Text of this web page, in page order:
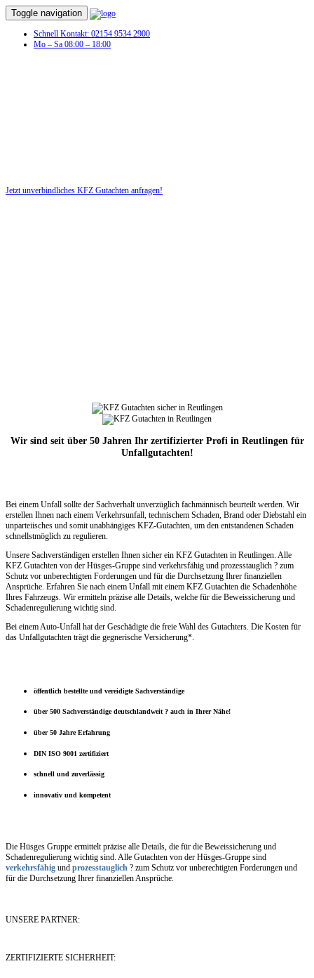
Toggle navigation
Schnell Kontakt: 02154 9534 2900
Mo – Sa 08:00 – 18:00
Jetzt unverbindliches KFZ Gutachten anfragen!
Wir sind seit über 50 Jahren Ihr zertifizierter Profi in Reutlingen für
Unfallgutachten!
Bei einem Unfall sollte der Sachverhalt unverzüglich fachmännisch beurteilt werden. Wir
erstellen Ihnen nach einem Verkehrsunfall, technischem Schaden, Brand oder Diebstahl ein
unparteiisches und somit unabhängiges KFZ-Gutachten, um den entstandenen Schaden
schnellstmöglich zu regulieren.
Unsere Sachverständigen erstellen Ihnen sicher ein KFZ Gutachten in Reutlingen. Alle
KFZ Gutachten von der Hüsges-Gruppe sind verkehrsfähig und prozesstauglich ? zum
Schutz vor unberechtigten Forderungen und für die Durchsetzung Ihrer finanziellen
Ansprüche. Erfahren Sie nach einem Unfall mit einem KFZ Gutachten die Schadenhöhe
Ihres Fahrzeugs. Wir ermitteln präzise alle Details, welche für die Beweissicherung und
Schadenregulierung wichtig sind.
Bei einem Auto-Unfall hat der Geschädigte die freie Wahl des Gutachters. Die Kosten für
das Unfallgutachten trägt die gegnerische Versicherung*.
öffentlich bestellte und vereidigte Sachverständige
über 500 Sachverständige deutschlandweit ? auch in Ihrer Nähe!
über 50 Jahre Erfahrung
DIN ISO 9001 zertifiziert
schnell und zuverlässig
innovativ und kompetent
Die Hüsges Gruppe ermittelt präzise alle Details, die für die Beweissicherung und
Schadenregulierung wichtig sind. Alle Gutachten von der Hüsges-Gruppe sind
verkehrsfähig und prozesstauglich ? zum Schutz vor unberechtigten Forderungen und
für die Durchsetzung Ihrer finanziellen Ansprüche.
UNSERE PARTNER:
ZERTIFIZIERTE SICHERHEIT: